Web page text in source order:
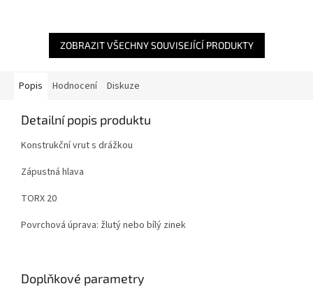
ZOBRAZIT VŠECHNY SOUVISEJÍCÍ PRODUKTY
Popis Hodnocení Diskuze
Detailní popis produktu
Konstrukční vrut s drážkou
Zápustná hlava
TORX 20
Povrchová úprava: žlutý nebo bílý zinek
Doplňkové parametry